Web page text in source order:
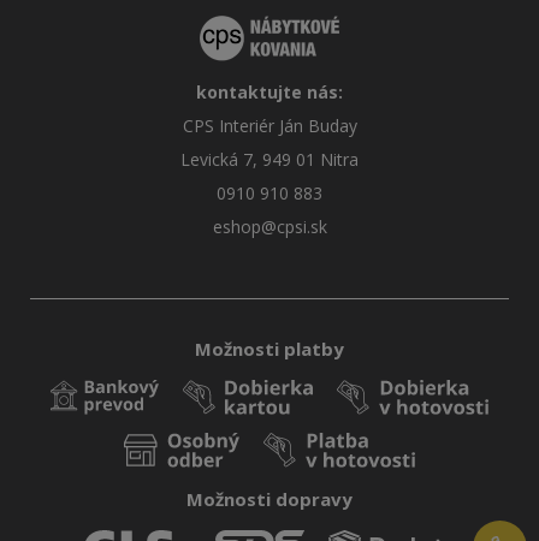
kontaktujte nás:
CPS Interiér Ján Buday
Levická 7, 949 01 Nitra
0910 910 883
eshop@cpsi.sk
Možnosti platby
Možnosti dopravy